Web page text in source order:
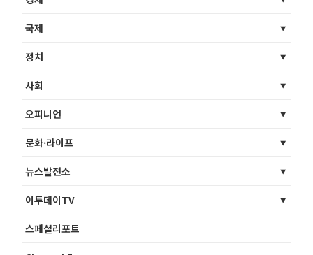
국제
정치
사회
오피니언
문화·라이프
뉴스발전소
이투데이TV
스페셜리포트